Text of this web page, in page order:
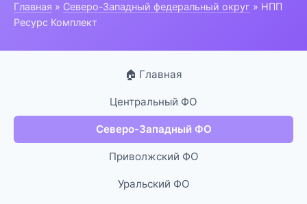
Главная » Северо-Западный федеральный округ » НПП
Ресурс Комплект
🏠 Главная
Центральный ФО
Северо-Западный ФО
Приволжский ФО
Уральский ФО